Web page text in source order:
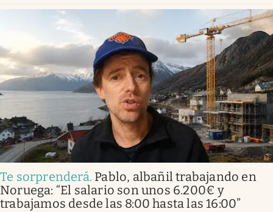
Te sorprenderá. Pablo, albañil trabajando en
Noruega: “El salario son unos 6.200€ y
trabajamos desde las 8:00 hasta las 16:00”